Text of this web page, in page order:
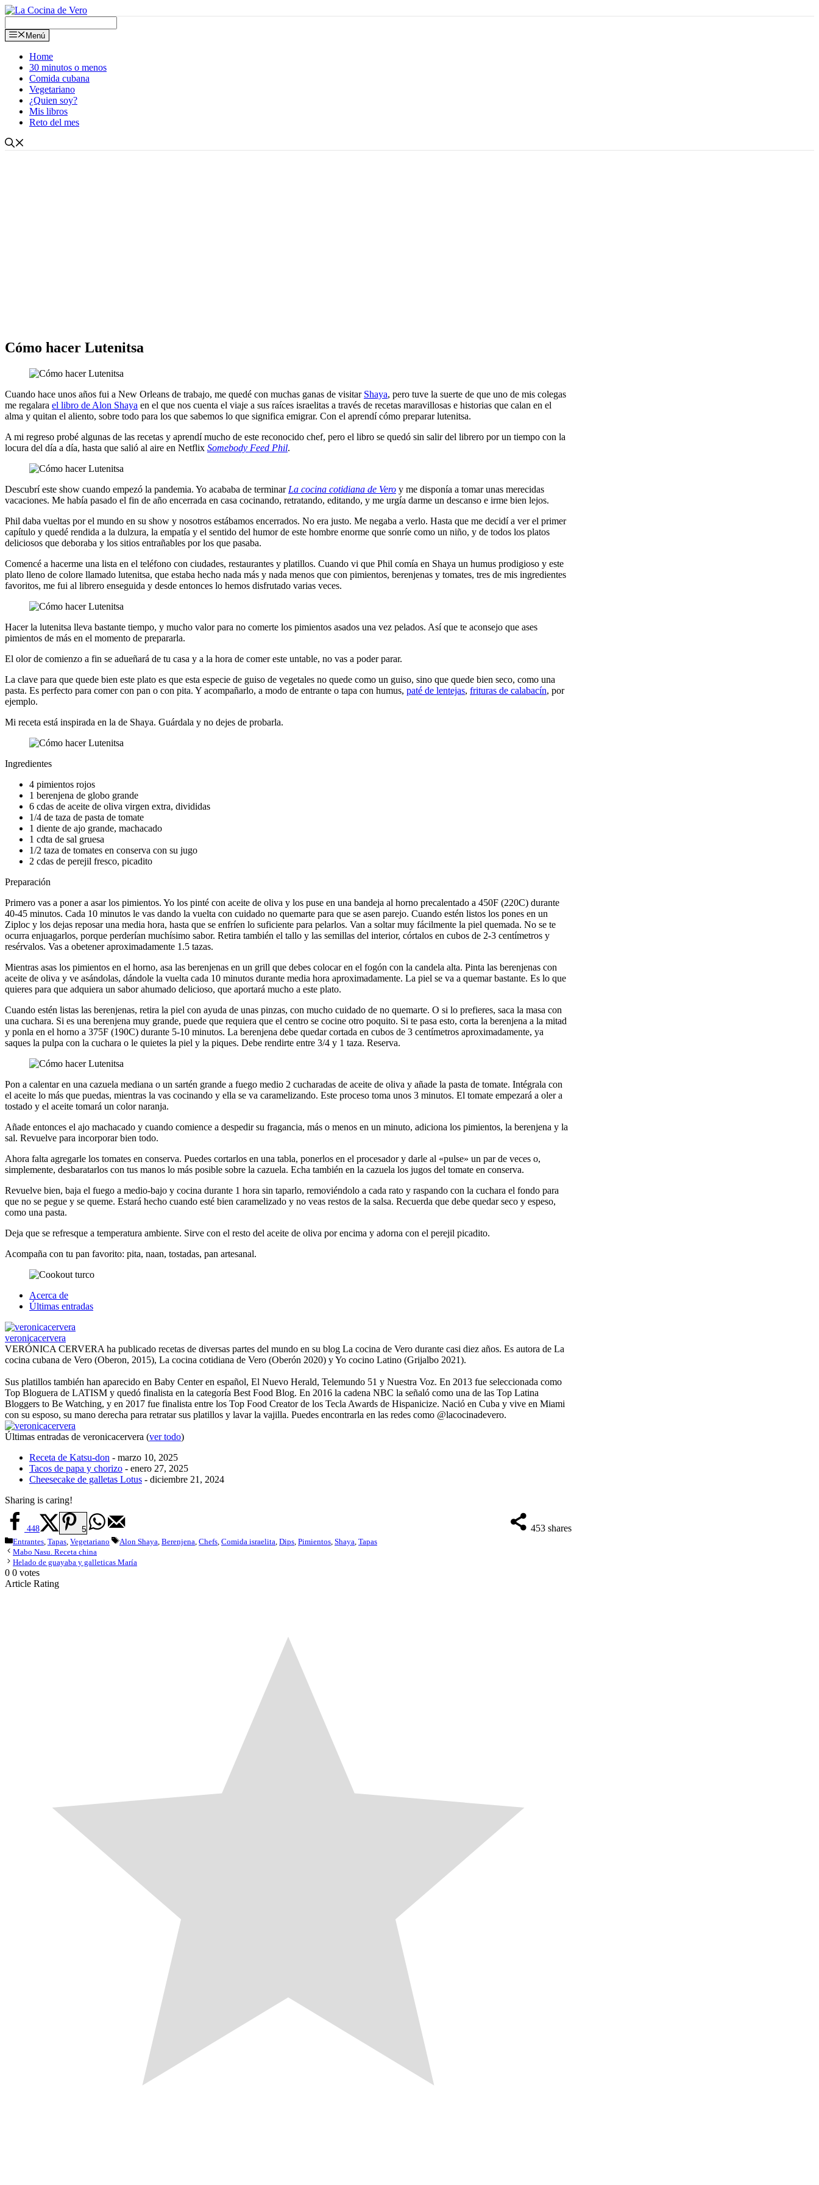
Saltar
al
contenido
Menú
Home
30 minutos o menos
Comida cubana
Vegetariano
¿Quien soy?
Mis libros
Reto del mes
Cómo hacer Lutenitsa
Cuando hace unos años fui a New Orleans de trabajo, me quedé con muchas ganas de visitar Shaya, pero tuve la suerte de que uno de mis colegas
me regalara el libro de Alon Shaya en el que nos cuenta el viaje a sus raíces israelitas a través de recetas maravillosas e historias que calan en el
alma y quitan el aliento, sobre todo para los que sabemos lo que significa emigrar. Con el aprendí cómo preparar lutenitsa.
A mi regreso probé algunas de las recetas y aprendí mucho de este reconocido chef, pero el libro se quedó sin salir del librero por un tiempo con la
locura del día a día, hasta que salió al aire en Netflix Somebody Feed Phil.
Descubrí este show cuando empezó la pandemia. Yo acababa de terminar La cocina cotidiana de Vero y me disponía a tomar unas merecidas
vacaciones. Me había pasado el fin de año encerrada en casa cocinando, retratando, editando, y me urgía darme un descanso e irme bien lejos.
Phil daba vueltas por el mundo en su show y nosotros estábamos encerrados. No era justo. Me negaba a verlo. Hasta que me decidí a ver el primer
capítulo y quedé rendida a la dulzura, la empatía y el sentido del humor de este hombre enorme que sonríe como un niño, y de todos los platos
deliciosos que deboraba y los sitios entrañables por los que pasaba.
Comencé a hacerme una lista en el teléfono con ciudades, restaurantes y platillos. Cuando vi que Phil comía en Shaya un humus prodigioso y este
plato lleno de colore llamado lutenitsa, que estaba hecho nada más y nada menos que con pimientos, berenjenas y tomates, tres de mis ingredientes
favoritos, me fui al librero enseguida y desde entonces lo hemos disfrutado varias veces.
Hacer la lutenitsa lleva bastante tiempo, y mucho valor para no comerte los pimientos asados una vez pelados. Así que te aconsejo que ases
pimientos de más en el momento de prepararla.
El olor de comienzo a fin se adueñará de tu casa y a la hora de comer este untable, no vas a poder parar.
La clave para que quede bien este plato es que esta especie de guiso de vegetales no quede como un guiso, sino que quede bien seco, como una
pasta. Es perfecto para comer con pan o con pita. Y acompañarlo, a modo de entrante o tapa con humus, paté de lentejas, frituras de calabacín, por
ejemplo.
Mi receta está inspirada en la de Shaya. Guárdala y no dejes de probarla.
Ingredientes
4 pimientos rojos
1 berenjena de globo grande
6 cdas de aceite de oliva virgen extra, divididas
1/4 de taza de pasta de tomate
1 diente de ajo grande, machacado
1 cdta de sal gruesa
1/2 taza de tomates en conserva con su jugo
2 cdas de perejil fresco, picadito
Preparación
Primero vas a poner a asar los pimientos. Yo los pinté con aceite de oliva y los puse en una bandeja al horno precalentado a 450F (220C) durante
40-45 minutos. Cada 10 minutos le vas dando la vuelta con cuidado no quemarte para que se asen parejo. Cuando estén listos los pones en un
Ziploc y los dejas reposar una media hora, hasta que se enfríen lo suficiente para pelarlos. Van a soltar muy fácilmente la piel quemada. No se te
ocurra enjuagarlos, porque perderían muchísimo sabor. Retira también el tallo y las semillas del interior, córtalos en cubos de 2-3 centímetros y
resérvalos. Vas a obetener aproximadamente 1.5 tazas.
Mientras asas los pimientos en el horno, asa las berenjenas en un grill que debes colocar en el fogón con la candela alta. Pinta las berenjenas con
aceite de oliva y ve asándolas, dándole la vuelta cada 10 minutos durante media hora aproximadamente. La piel se va a quemar bastante. Es lo que
quieres para que adquiera un sabor ahumado delicioso, que aportará mucho a este plato.
Cuando estén listas las berenjenas, retira la piel con ayuda de unas pinzas, con mucho cuidado de no quemarte. O si lo prefieres, saca la masa con
una cuchara. Si es una berenjena muy grande, puede que requiera que el centro se cocine otro poquito. Si te pasa esto, corta la berenjena a la mitad
y ponla en el horno a 375F (190C) durante 5-10 minutos. La berenjena debe quedar cortada en cubos de 3 centímetros aproximadamente, ya
saques la pulpa con la cuchara o le quietes la piel y la piques. Debe rendirte entre 3/4 y 1 taza. Reserva.
Pon a calentar en una cazuela mediana o un sartén grande a fuego medio 2 cucharadas de aceite de oliva y añade la pasta de tomate. Intégrala con
el aceite lo más que puedas, mientras la vas cocinando y ella se va caramelizando. Este proceso toma unos 3 minutos. El tomate empezará a oler a
tostado y el aceite tomará un color naranja.
Añade entonces el ajo machacado y cuando comience a despedir su fragancia, más o menos en un minuto, adiciona los pimientos, la berenjena y la
sal. Revuelve para incorporar bien todo.
Ahora falta agregarle los tomates en conserva. Puedes cortarlos en una tabla, ponerlos en el procesador y darle al «pulse» un par de veces o,
simplemente, desbaratarlos con tus manos lo más posible sobre la cazuela. Echa también en la cazuela los jugos del tomate en conserva.
Revuelve bien, baja el fuego a medio-bajo y cocina durante 1 hora sin taparlo, removiéndolo a cada rato y raspando con la cuchara el fondo para
que no se pegue y se queme. Estará hecho cuando esté bien caramelizado y no veas restos de la salsa. Recuerda que debe quedar seco y espeso,
como una pasta.
Deja que se refresque a temperatura ambiente. Sirve con el resto del aceite de oliva por encima y adorna con el perejil picadito.
Acompaña con tu pan favorito: pita, naan, tostadas, pan artesanal.
Acerca de
Últimas entradas
veronicacervera
VERÓNICA CERVERA ha publicado recetas de diversas partes del mundo en su blog La cocina de Vero durante casi diez años. Es autora de La
cocina cubana de Vero (Oberon, 2015), La cocina cotidiana de Vero (Oberón 2020) y Yo cocino Latino (Grijalbo 2021).
Sus platillos también han aparecido en Baby Center en español, El Nuevo Herald, Telemundo 51 y Nuestra Voz. En 2013 fue seleccionada como
Top Bloguera de LATISM y quedó finalista en la categoría Best Food Blog. En 2016 la cadena NBC la señaló como una de las Top Latina
Bloggers to Be Watching, y en 2017 fue finalista entre los Top Food Creator de los Tecla Awards de Hispanicize. Nació en Cuba y vive en Miami
con su esposo, su mano derecha para retratar sus platillos y lavar la vajilla. Puedes encontrarla en las redes como @lacocinadevero.
Últimas entradas de veronicacervera (ver todo)
Receta de Katsu-don - marzo 10, 2025
Tacos de papa y chorizo - enero 27, 2025
Cheesecake de galletas Lotus - diciembre 21, 2024
Sharing is caring!
453 shares
448 5
Categorías
Entrantes, Tapas, Vegetariano Etiquetas
Alon Shaya, Berenjena, Chefs, Comida israelita, Dips, Pimientos, Shaya, Tapas
Mabo Nasu. Receta china
Helado de guayaba y galleticas María
0 0 votes
Article Rating